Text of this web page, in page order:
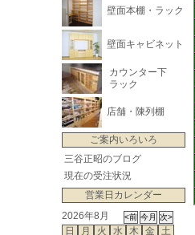
壁面本棚・ラック
壁面キャビネット
カウンター下
ラック
店舗・陳列棚
ご案内いろいろ
三谷正昭のブログ
現在の受注状況
営業日カレンダー
2026年8月
日
月 火 水 木 金 土